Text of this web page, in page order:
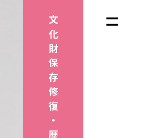
文化財保存修復・